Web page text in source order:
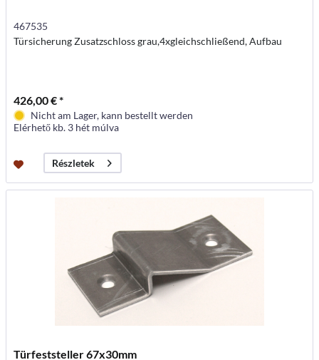
467535
Türsicherung Zusatzschloss grau,4xgleichschließend, Aufbau
426,00 € *
Nicht am Lager, kann bestellt werden
Elérhető kb. 3 hét múlva
Részletek
Türfeststeller 67x30mm